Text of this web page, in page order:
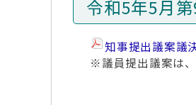
令和5年5月
知事提出議案議
※議員提出議案は、